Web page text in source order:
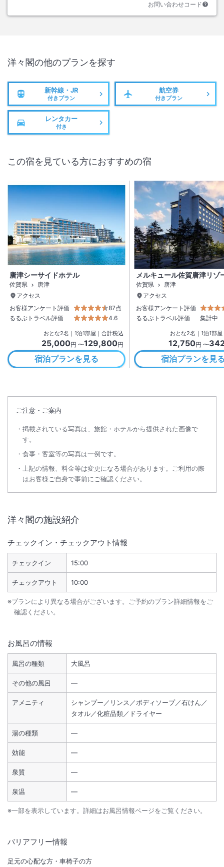
お問い合わせコード
洋々閣の他のプランを探す
新幹線・JR
付きプラン
航空券
付きプラン
レンタカー
付き
この宿を見ている方におすすめの宿
唐津シーサイドホテル
佐賀県
唐津
アクセス
お客様アンケート評価
87点
るるぶトラベル評価
4.6
おとな2名 ｜ 1泊1部屋｜合計税込
25,000円 〜129,800円
宿泊プランを見る
メルキュール佐賀唐津リゾ
佐賀県
唐津
アクセス
お客様アンケート評価
るるぶトラベル評価
集計中
おとな2名 ｜ 1泊1部屋
12,750円 〜
宿泊プランを見
ご注意・ご案内
掲載されている写真は、旅館・ホテルから提供された画像で
す。
食事・客室等の写真は一例です。
上記の情報、料金等は変更になる場合があります。ご利用の際
はお客様ご自身で事前にご確認ください。
洋々閣の施設紹介
チェックイン・チェックアウト情報
チェックイン 15:00
チェックアウト 10:00
※プランにより異なる場合がございます。ご予約のプラン詳細情報をご
確認ください。
お風呂の情報
風呂の種類 大風呂
その他の風呂 ―
アメニティ
シャンプー／リンス／ボディソープ／石けん／
タオル／化粧品類／ドライヤー
湯の種類 ―
効能 ―
泉質 ―
泉温 ―
※一部を表示しています。詳細はお風呂情報ページをご覧ください。
バリアフリー情報
足元の心配な方・車椅子の方